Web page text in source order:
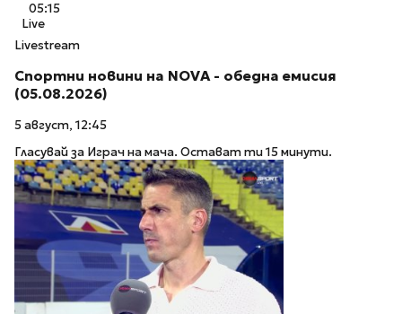
05:15
Live
Livestream
Спортни новини на NOVA - обедна емисия
(05.08.2026)
5 август, 12:45
Гласувай за Играч на мача. Остават ти 15 минути.